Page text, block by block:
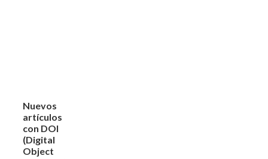
Nuevos
artículos
con DOI
(Digital
Object